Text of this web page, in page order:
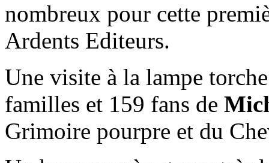
nombreux pour cette
Ardents Editeurs.
Une visite à la lampe
familles et 159 fans de
Grimoire pourpre et du